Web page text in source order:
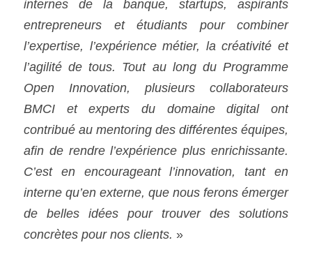
internes de la banque, startups, aspirants
entrepreneurs et étudiants pour combiner
l’expertise, l’expérience métier, la créativité et
l’agilité de tous. Tout au long du Programme
Open Innovation, plusieurs collaborateurs
BMCI et experts du domaine digital ont
contribué au mentoring des différentes équipes,
afin de rendre l’expérience plus enrichissante.
C’est en encourageant l’innovation, tant en
interne qu’en externe, que nous ferons émerger
de belles idées pour trouver des solutions
concrètes pour nos clients. »